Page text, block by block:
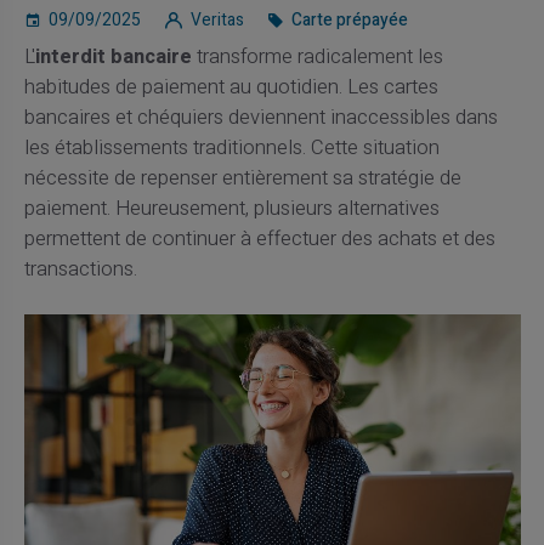
09/09/2025 Veritas Carte prépayée
L'interdit bancaire transforme radicalement les
habitudes de paiement au quotidien. Les cartes
bancaires et chéquiers deviennent inaccessibles dans
les établissements traditionnels. Cette situation
nécessite de repenser entièrement sa stratégie de
paiement. Heureusement, plusieurs alternatives
permettent de continuer à effectuer des achats et des
transactions.